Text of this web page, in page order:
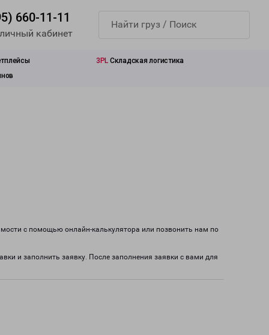
660-11-11
кабинет
3PL Складская логистика
с помощью онлайн-калькулятора или позвонить нам по
и заполнить заявку. После заполнения заявки с вами для